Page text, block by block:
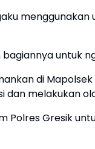
untuk
di
dan melakukan
Polres Gresik